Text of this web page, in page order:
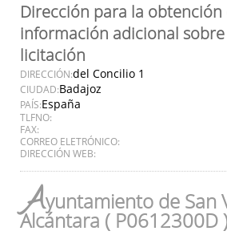
Dirección para la obtención
información adicional
licitación
DIRECCIÓN:del Concilio 1
CIUDAD:Badajoz
PAÍS:España
TLFNO:
FAX:
CORREO ELETRÓNICO:
DIRECCIÓN WEB:
Ayuntamiento de San
Alcántara ( P0612300D